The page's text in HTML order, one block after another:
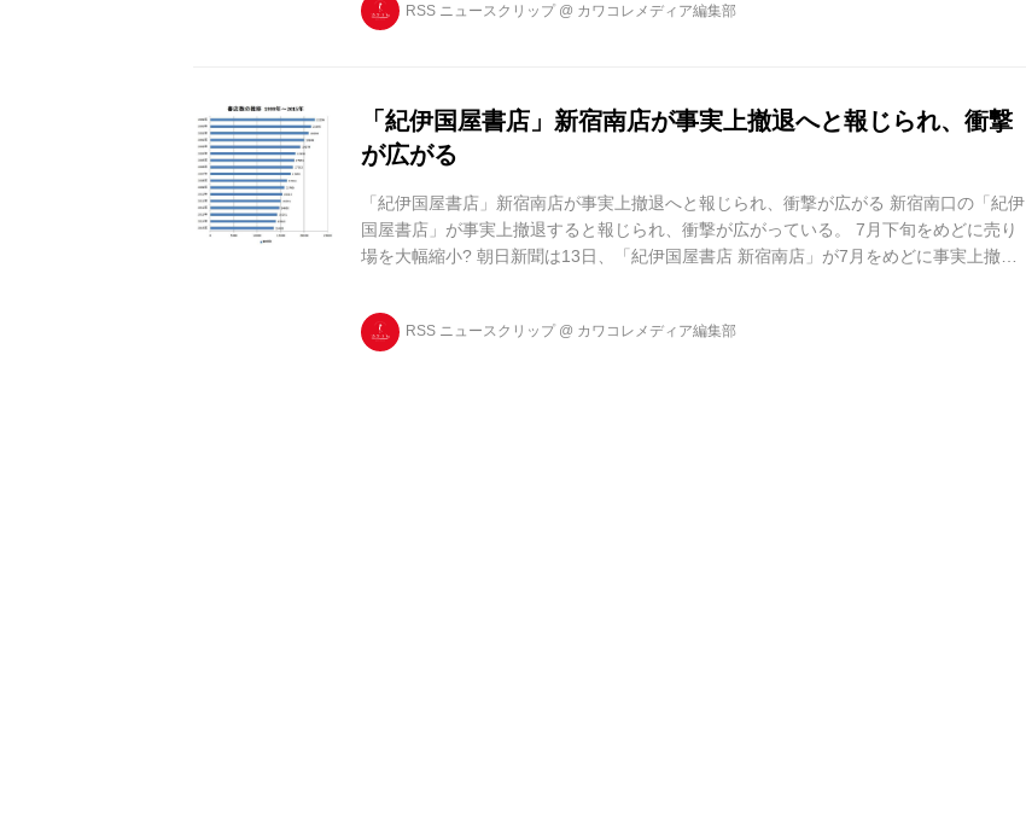
RSS ニュースクリップ @ カワコレメディア編集部
「紀伊国屋書店」新宿南店が事実上撤退へと報じられ、衝撃
が広がる
「紀伊国屋書店」新宿南店が事実上撤退へと報じられ、衝撃が広がる 新宿南口の「紀伊
国屋書店」が事実上撤退すると報じられ、衝撃が広がっている。 7月下旬をめどに売り
場を大幅縮小? 朝日新聞は13日、「紀伊国屋書店 新宿南店」が7月をめどに事実上撤退
RSS ニュースクリップ @ カワコレメディア編集部